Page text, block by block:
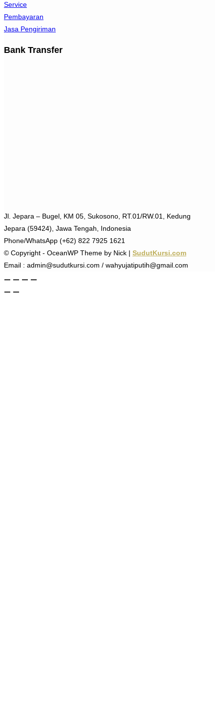
Service
Pembayaran
Jasa Pengiriman
Bank Transfer
Jl. Jepara – Bugel, KM 05, Sukosono, RT.01/RW.01, Kedung
Jepara (59424), Jawa Tengah, Indonesia
Phone/WhatsApp (+62) 822 7925 1621
© Copyright - OceanWP Theme by Nick | SudutKursi.com
Email : admin@sudutkursi.com / wahyujatiputih@gmail.com